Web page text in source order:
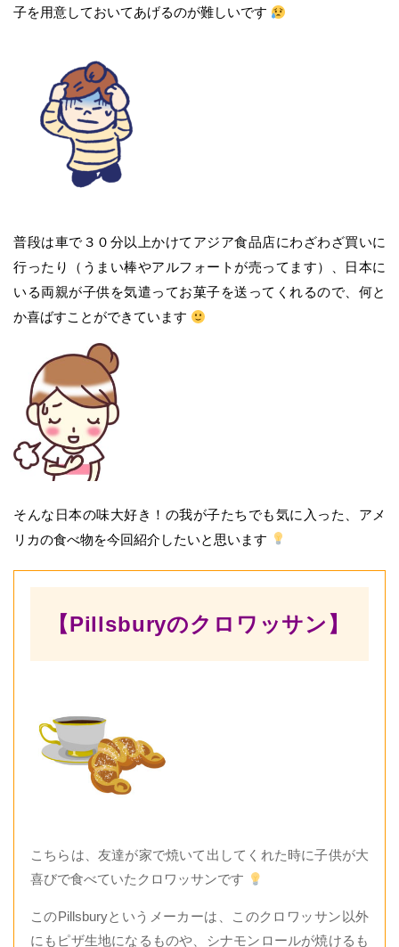
子を用意しておいてあげるのが難しいです
普段は車で３０分以上かけてアジア食品店にわざわざ買いに
行ったり（うまい棒やアルフォートが売ってます）、日本に
いる両親が子供を気遣ってお菓子を送ってくれるので、何と
か喜ばすことができています
そんな日本の味大好き！の我が子たちでも気に入った、アメ
リカの食べ物を今回紹介したいと思います
【Pillsburyのクロワッサン】
こちらは、友達が家で焼いて出してくれた時に子供が大
喜びで食べていたクロワッサンです
このPillsburyというメーカーは、このクロワッサン以外
にもピザ生地になるものや、シナモンロールが焼けるも